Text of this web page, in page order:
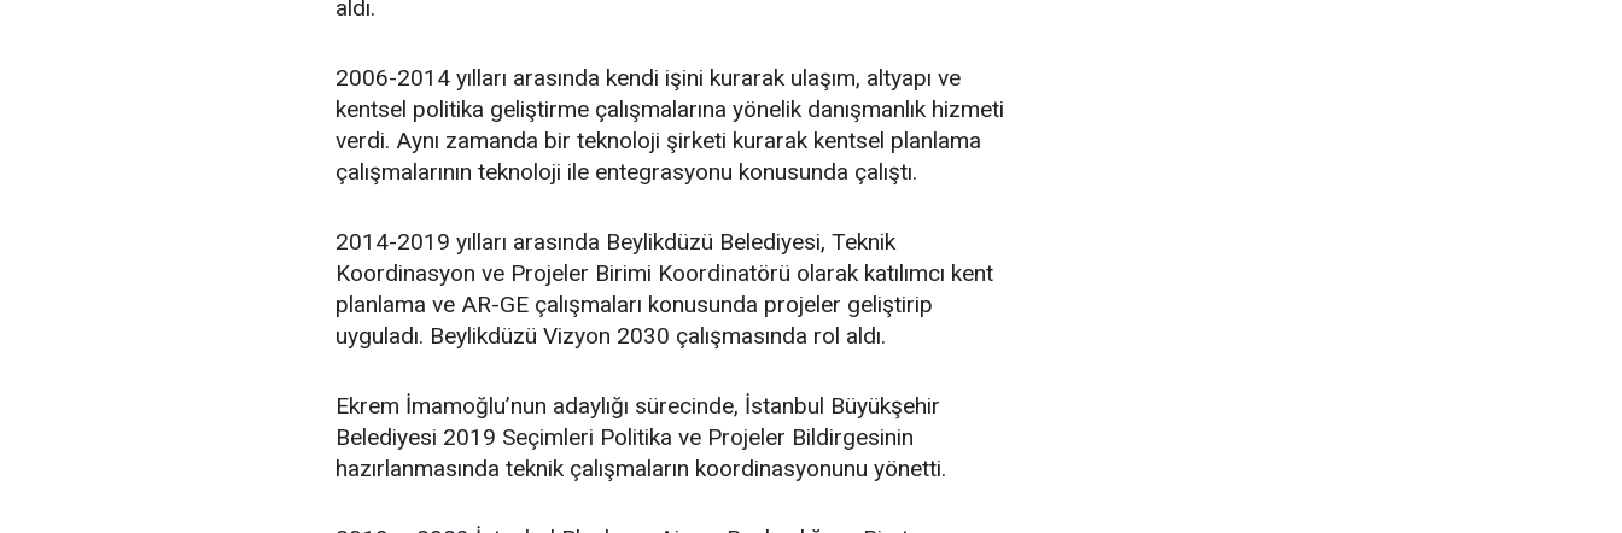
aldı.
2006-2014 yılları arasında kendi işini kurarak ulaşım, altyapı ve
kentsel politika geliştirme çalışmalarına yönelik danışmanlık hizmeti
verdi. Aynı zamanda bir teknoloji şirketi kurarak kentsel planlama
çalışmalarının teknoloji ile entegrasyonu konusunda çalıştı.
2014-2019 yılları arasında Beylikdüzü Belediyesi, Teknik
Koordinasyon ve Projeler Birimi Koordinatörü olarak katılımcı kent
planlama ve AR-GE çalışmaları konusunda projeler geliştirip
uyguladı. Beylikdüzü Vizyon 2030 çalışmasında rol aldı.
Ekrem İmamoğlu’nun adaylığı sürecinde, İstanbul Büyükşehir
Belediyesi 2019 Seçimleri Politika ve Projeler Bildirgesinin
hazırlanmasında teknik çalışmaların koordinasyonunu yönetti.